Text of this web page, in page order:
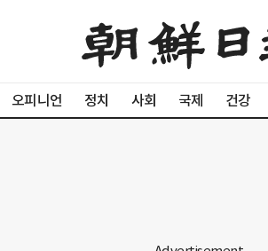
오피니언 정치 사회 국제 건강